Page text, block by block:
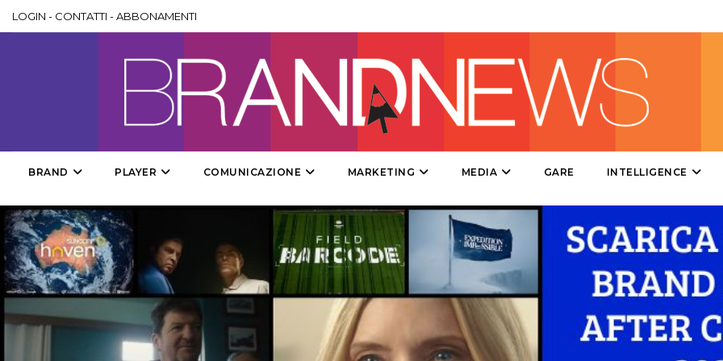
CINEMA
DIGITALE
EDITORIA
ESTERNA
DATI
LOGIN - CONTATTI -ABBONAMENTI
BRAND PLAYER COMUNICAZIONE MARKETING MEDIA GARE INTELLIGENCE